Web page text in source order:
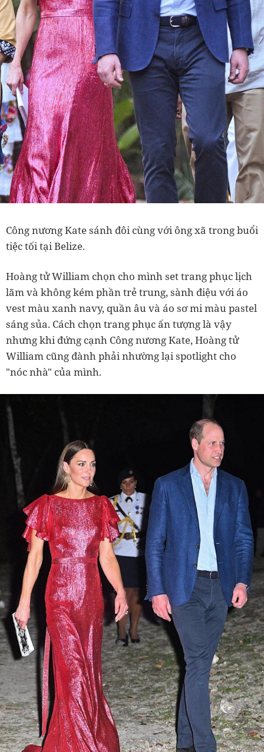
Công nương Kate sánh đôi cùng với ông xã trong buổi
tiệc tối tại Belize.
Hoàng tử William chọn cho mình set trang phục lịch
lãm và không kém phần trẻ trung, sành điệu với áo
vest màu xanh navy, quần âu và áo sơ mi màu pastel
sáng sủa. Cách chọn trang phục ấn tượng là vậy
nhưng khi đứng cạnh Công nương Kate, Hoàng tử
William cũng đành phải nhường lại spotlight cho
"nóc nhà" của mình.